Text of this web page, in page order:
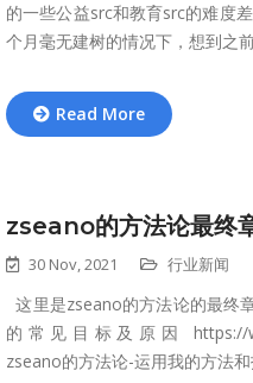
的一些公益src和教育src的难度
个月毫无建树的情况下，想到之
Read More
zseano的方法论最终
30 Nov, 2021 行业新闻
这里是zseano的方法论的最终
的常见目标及原因 https://
zseano的方法论-运用我的方法